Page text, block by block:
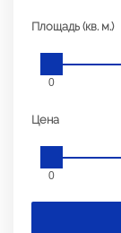
Площадь (кв. м.)
0
Цена
0